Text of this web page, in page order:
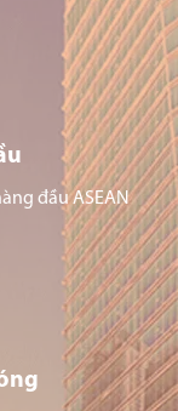
đầu ASEAN